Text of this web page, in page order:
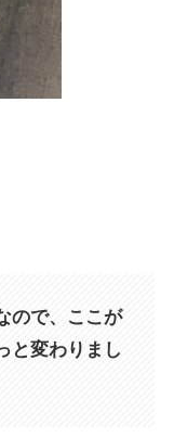
ので、ここが
と変わりまし